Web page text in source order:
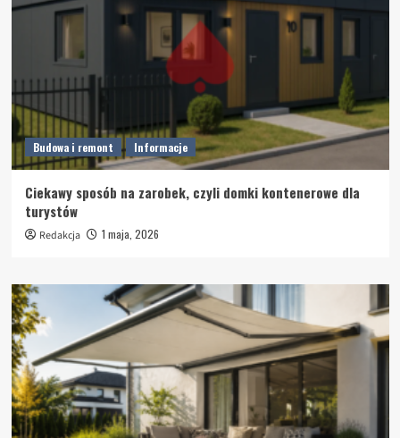
Budowa i remont Informacje
Ciekawy sposób na zarobek, czyli domki kontenerowe dla
turystów
Redakcja 1 maja, 2026